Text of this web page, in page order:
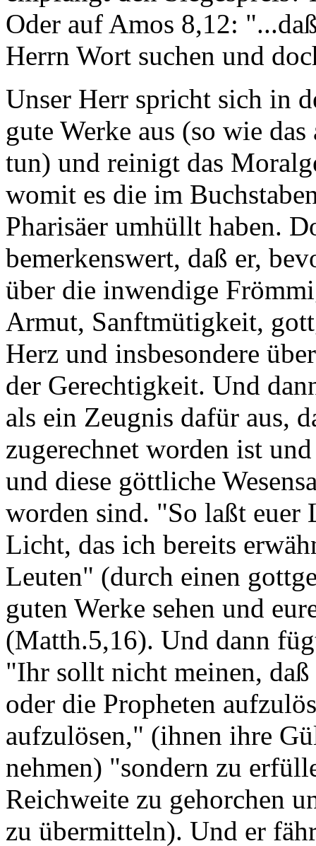
Oder auf Amos 8,12:
Herrn Wort suchen und
Unser Herr spricht sich in
gute Werke aus (so wie
tun) und reinigt das
womit es die im
Pharisäer umhüllt haben.
bemerkenswert, daß er,
über die inwendige
Armut, Sanftmütigkeit,
Herz und insbesondere
der Gerechtigkeit. Und
als ein Zeugnis dafür aus,
zugerechnet worden ist
und diese göttliche
worden sind. "So laßt
Licht, das ich bereits
Leuten" (durch einen
guten Werke sehen und
(Matth.5,16). Und dann
"Ihr sollt nicht meinen, daß
oder die Propheten
aufzulösen," (ihnen ihre
nehmen) "sondern zu
Reichweite zu gehorchen
zu übermitteln). Und er